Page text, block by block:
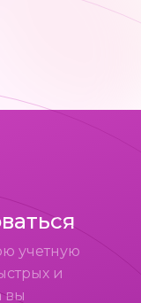
учетную
и
вы